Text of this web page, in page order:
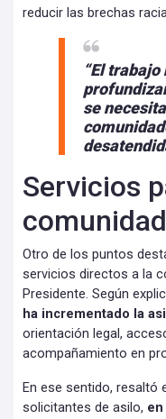
reducir las brechas
“El
se
Servicios
comunidad
Otro de los puntos
servicios directos a la
Presidente. Según
ha incrementado la
orientación legal,
acompañamiento en
En ese sentido, resaltó
solicitantes de asilo,